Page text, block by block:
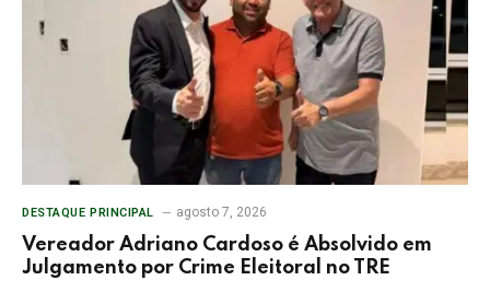
DESTAQUE PRINCIPAL agosto 7, 2026
Vereador Adriano Cardoso é Absolvido em
Julgamento por Crime Eleitoral no TRE